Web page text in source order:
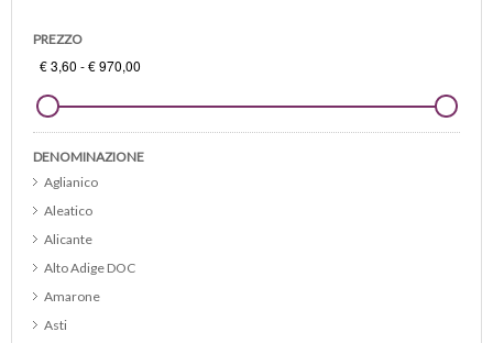
PREZZO
DENOMINAZIONE
Aglianico
Aleatico
Alicante
Alto Adige DOC
Amarone
Asti